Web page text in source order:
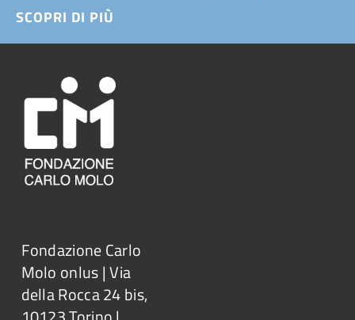
SCOPRI DI PIÙ
Fondazione Carlo
Molo onlus | Via
della Rocca 24 bis,